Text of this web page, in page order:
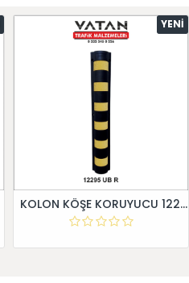
YENI
KOLON KÖŞE KORUYUCU 12295 UB R